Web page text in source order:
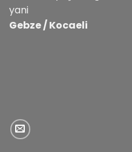
yani
Gebze / Kocaeli